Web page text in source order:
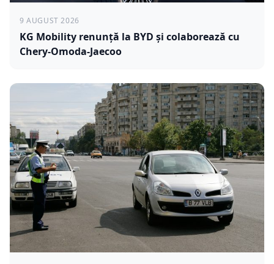
9 AUGUST 2026
KG Mobility renunță la BYD și colaborează cu
Chery-Omoda-Jaecoo